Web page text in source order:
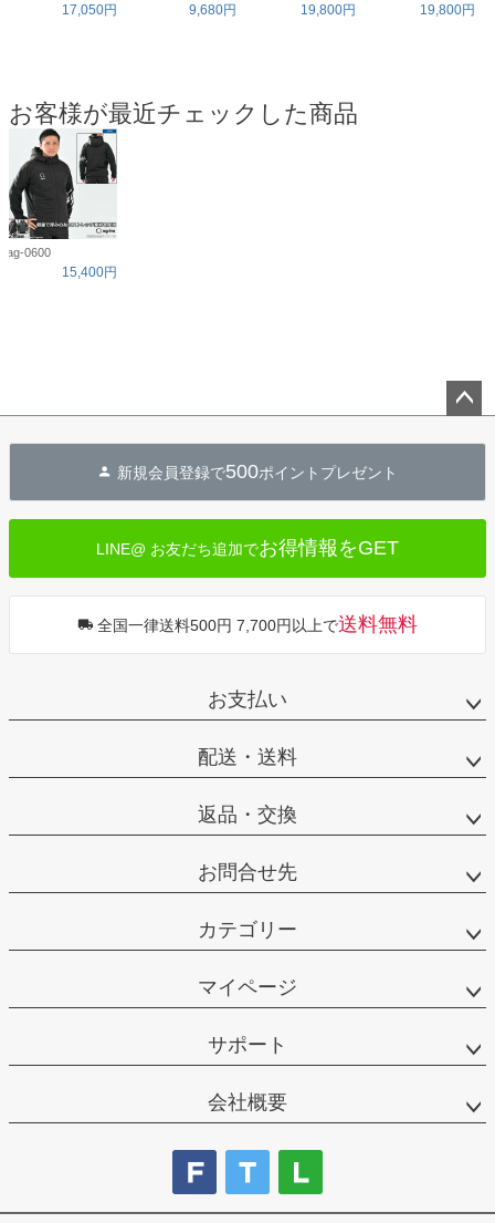
17,050円 9,680円 19,800円 19,800円
お客様が最近チェックした商品
ag-0600
15,400円
へ
新規会員登録で500ポイントプレゼント
LINE@ お友だち追加でお得情報をGET
全国一律送料500円 7,700円以上で送料無料
お支払い
配送・送料
返品・交換
お問合せ先
カテゴリー
マイページ
サポート
会社概要